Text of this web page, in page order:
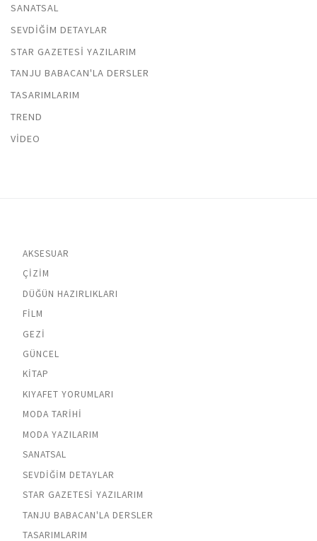
SANATSAL
SEVDIĞIM DETAYLAR
STAR GAZETESI YAZILARIM
TANJU BABACAN'LA DERSLER
TASARIMLARIM
TREND
VIDEO
AKSESUAR
ÇIZIM
DÜĞÜN HAZIRLIKLARI
FILM
GEZI
GÜNCEL
KITAP
KIYAFET YORUMLARI
MODA TARIHI
MODA YAZILARIM
SANATSAL
SEVDIĞIM DETAYLAR
STAR GAZETESI YAZILARIM
TANJU BABACAN'LA DERSLER
TASARIMLARIM